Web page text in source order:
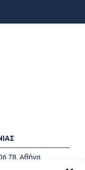
78, Αθήνα